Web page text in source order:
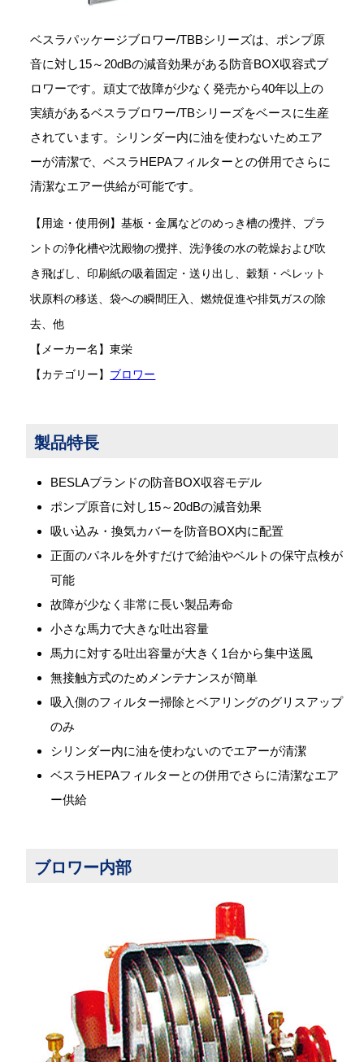
ベスラパッケージブロワー/TBBシリーズは、ポンプ原
音に対し15～20dBの減音効果がある防音BOX収容式ブ
ロワーです。頑丈で故障が少なく発売から40年以上の
実績があるベスラブロワー/TBシリーズをベースに生産
されています。シリンダー内に油を使わないためエア
ーが清潔で、ベスラHEPAフィルターとの併用でさらに
清潔なエアー供給が可能です。
【用途・使用例】基板・金属などのめっき槽の攪拌、プラ
ントの浄化槽や沈殿物の攪拌、洗浄後の水の乾燥および吹
き飛ばし、印刷紙の吸着固定・送り出し、穀類・ペレット
状原料の移送、袋への瞬間圧入、燃焼促進や排気ガスの除
去、他
【メーカー名】東栄
【カテゴリー】 ブロワー
製品特長
BESLAブランドの防音BOX収容モデル
ポンプ原音に対し15～20dBの減音効果
吸い込み・換気カバーを防音BOX内に配置
正面のパネルを外すだけで給油やベルトの保守点検が
可能
故障が少なく非常に長い製品寿命
小さな馬力で大きな吐出容量
馬力に対する吐出容量が大きく1台から集中送風
無接触方式のためメンテナンスが簡単
吸入側のフィルター掃除とベアリングのグリスアップ
のみ
シリンダー内に油を使わないのでエアーが清潔
ベスラHEPAフィルターとの併用でさらに清潔なエア
ー供給
ブロワー内部